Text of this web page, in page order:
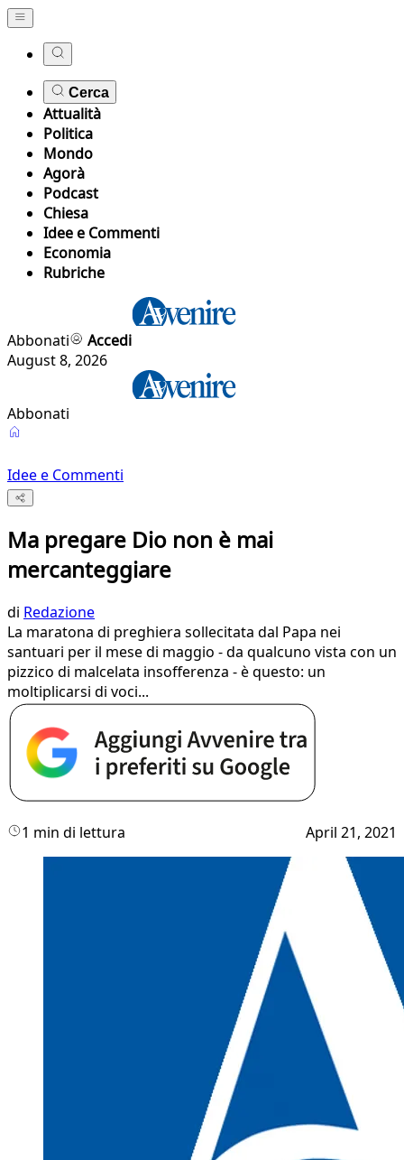
Cerca
Attualità
Politica
Mondo
Agorà
Podcast
Chiesa
Idee e Commenti
Economia
Rubriche
Abbonati
Accedi
August 8, 2026
Abbonati
Idee e Commenti
Ma pregare Dio non è mai
mercanteggiare
di Redazione
La maratona di preghiera sollecitata dal Papa nei
santuari per il mese di maggio - da qualcuno vista con un
pizzico di malcelata insofferenza - è questo: un
moltiplicarsi di voci...
1 min di lettura April 21, 2021